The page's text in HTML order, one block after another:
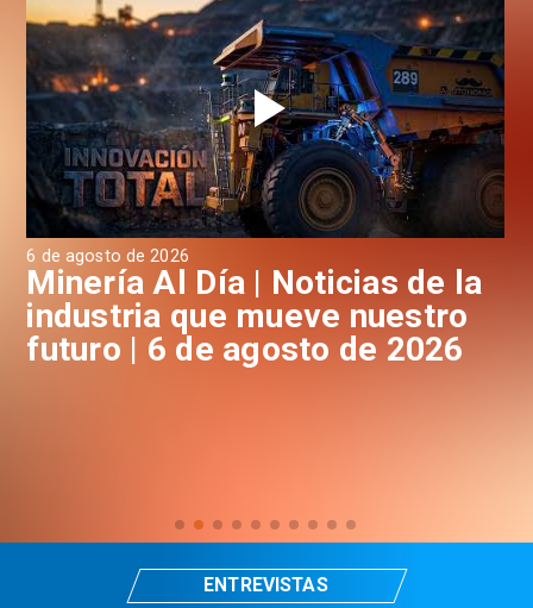
6 de agosto de 2026
Minería Al Día | Noticias de la
industria que mueve nuestro
futuro | 6 de agosto de 2026
ENTREVISTAS